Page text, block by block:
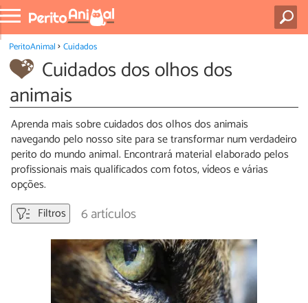
PeritoAnimal Cuidados
Cuidados dos olhos dos
animais
Aprenda mais sobre cuidados dos olhos dos animais
navegando pelo nosso site para se transformar num verdadeiro
perito do mundo animal. Encontrará material elaborado pelos
profissionais mais qualificados com fotos, vídeos e várias
opções.
Filtros
6 artículos